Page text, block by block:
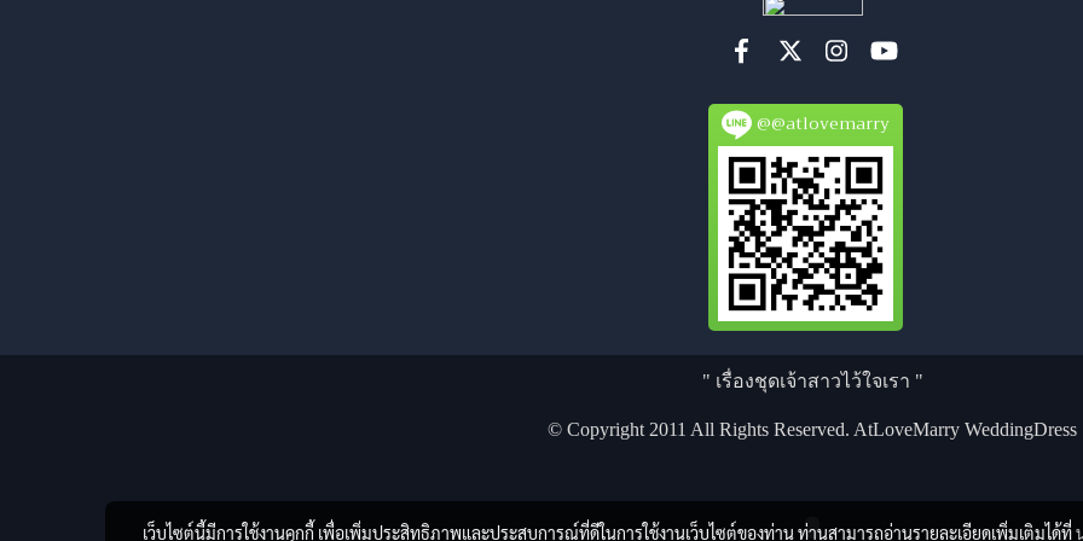
@@atlovemarry
" เรื่องชุดเจ้าสาวไว้ใจเรา "
© Copyright 2011 All Rights Reserved. AtLoveMarry WeddingDress
เว็บไซต์นี้มีการใช้งานคุกกี้ เพื่อเพิ่มประสิทธิภาพและประสบการณ์ที่ดีในการใช้งานเว็บไซต์ของท่าน ท่านสามารถอ่านรายละเอียดเพิ่มเติมได้ที่